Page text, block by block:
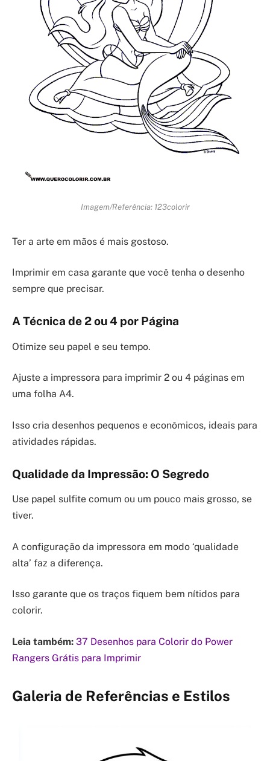
Imagem/Referência: 123colorir
Ter a arte em mãos é mais gostoso.
Imprimir em casa garante que você tenha o desenho
sempre que precisar.
A Técnica de 2 ou 4 por Página
Otimize seu papel e seu tempo.
Ajuste a impressora para imprimir 2 ou 4 páginas em
uma folha A4.
Isso cria desenhos pequenos e econômicos, ideais para
atividades rápidas.
Qualidade da Impressão: O Segredo
Use papel sulfite comum ou um pouco mais grosso, se
tiver.
A configuração da impressora em modo ‘qualidade
alta’ faz a diferença.
Isso garante que os traços fiquem bem nítidos para
colorir.
Leia também: 37 Desenhos para Colorir do Power
Rangers Grátis para Imprimir
Galeria de Referências e Estilos